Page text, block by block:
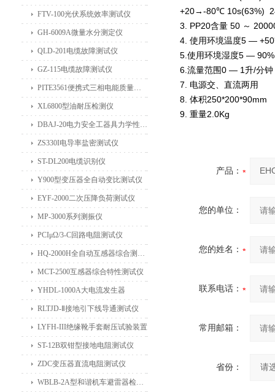
+20→-80℃ 10s(63%)
3. PP20含量 50 ～
4. 使用环境温度5 —
5.使用环境湿度5 —
6.流量范围0 — 1升/分钟
7. 电源交、直流两用
8. 体积250*200*90mm
9. 重量2.0Kg
产品：
您的单位：
您的姓名：
联系电话：
常用邮箱：
省份：
FTV-100光伏系统效率测试仪
GH-6009A微量水分测定仪
QLD-201电缆故障测试仪
GZ-115电缆故障测试仪
PITE3561便携式三相电能质量分析仪
XL6800型油耐压检测仪
DBAJ-20电力安全工器具力学性能试验机
ZS330I电导率盐密测试仪
ST-DL200电缆识别仪
Y900型变压器全自动变比测试仪
EYF-2000二次压降负荷测试仪
MP-3000系列测振仪
PCIμΩ/3-C回路电阻测试仪
HQ-2000H全自动互感器综合测试仪
MCT-2500互感器综合特性测试仪
YHDL-1000A大电流发生器
RLTJD-Ⅱ接地引下线导通测试仪
LYFH-III绝缘靴手套耐压试验装置
ST-12B双钳型接地电阻测试仪
ZDC变压器直流电阻测试仪
WBLB-2A型和谐机车避雷器检测仪